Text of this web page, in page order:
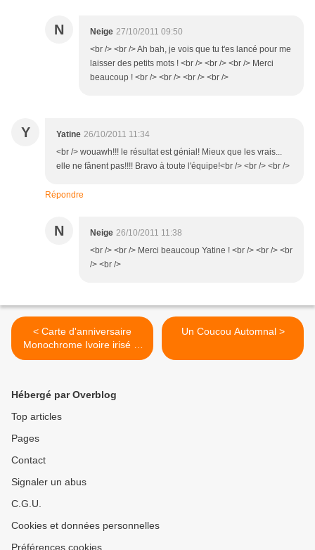
N Neige 27/10/2011 09:50
<br /> <br /> Ah bah, je vois que tu t'es lancé pour me
laisser des petits mots ! <br /> <br /> <br /> Merci
beaucoup ! <br /> <br /> <br /> <br />
Y Yatine 26/10/2011 11:34
<br /> wouawh!!! le résultat est génial! Mieux que les vrais...
elle ne fânent pas!!!! Bravo à toute l'équipe!<br /> <br /> <br />
Répondre
N Neige 26/10/2011 11:38
<br /> <br /> Merci beaucoup Yatine ! <br /> <br /> <br
/> <br />
< Carte d'anniversaire
Monochrome Ivoire irisé et
vert
Un Coucou Automnal >
Hébergé par Overblog
Top articles
Pages
Contact
Signaler un abus
C.G.U.
Cookies et données personnelles
Préférences cookies